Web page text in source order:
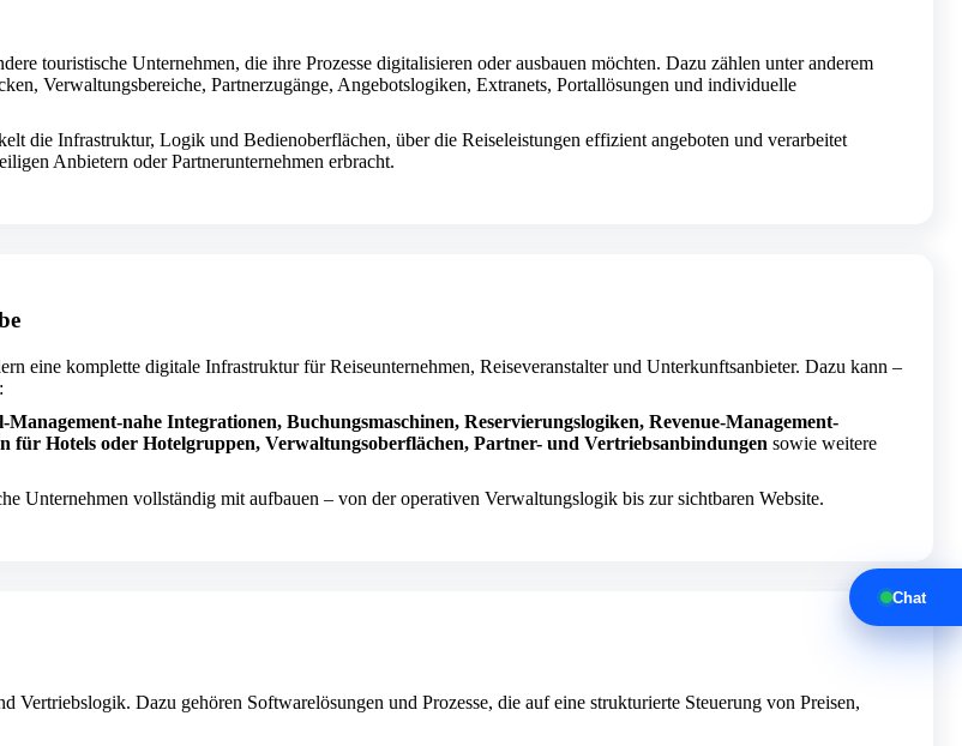
touristische Unternehmen, die ihre Prozesse digitalisieren oder ausbauen möchten. Dazu zählen unter anderem
Verwaltungsbereiche, Partnerzugänge, Angebotslogiken, Extranets, Portallösungen und individuelle
die Infrastruktur, Logik und Bedienoberflächen, über die Reiseleistungen effizient angeboten und verarbeitet
Anbietern oder Partnerunternehmen erbracht.
eine komplette digitale Infrastruktur für Reiseunternehmen, Reiseveranstalter und Unterkunftsanbieter. Dazu kann –
nahe Integrationen, Buchungsmaschinen, Reservierungslogiken, Revenue-Management-
für Hotels oder Hotelgruppen, Verwaltungsoberflächen, Partner- und Vertriebsanbindungen sowie weitere
Unternehmen vollständig mit aufbauen – von der operativen Verwaltungslogik bis zur sichtbaren Website.
Dazu gehören Softwarelösungen und Prozesse, die auf eine strukturierte Steuerung von Preisen,
Chat